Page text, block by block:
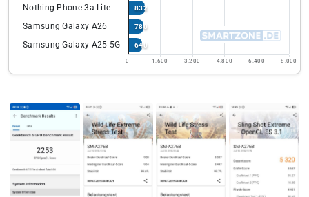
Nothing Phone 3a Lite 832
Samsung Galaxy A26 780
Samsung Galaxy A25 5G 640
0 1.600 3.200 4.800 6.400 8.000